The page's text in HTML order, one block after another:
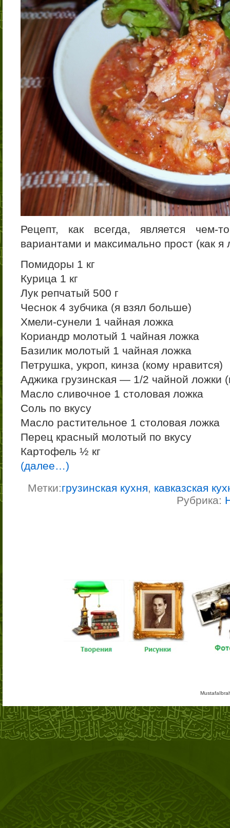
Рецепт, как всегда, является
вариантами и максимально прост (как
Помидоры 1 кг
Курица 1 кг
Лук репчатый 500 г
Чеснок 4 зубчика (я взял больше)
Хмели-сунели 1 чайная ложка
Кориандр молотый 1 чайная ложка
Базилик молотый 1 чайная ложка
Петрушка, укроп, кинза (кому нравится)
Аджика грузинская — 1/2 чайной ложки
Масло сливочное 1 столовая ложка
Соль по вкусу
Масло растительное 1 столовая ложка
Перец красный молотый по вкусу
Картофель ½ кг
(далее…)
Метки:грузинская кухня, кавказская
Рубрика: